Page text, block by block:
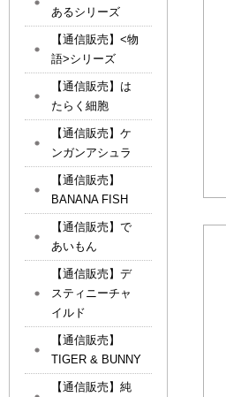
あるシリーズ
【通信販売】<物
語>シリーズ
【通信販売】は
たらく細胞
【通信販売】ケ
ンガンアシュラ
【通信販売】
BANANA FISH
【通信販売】で
あいもん
【通信販売】デ
スティニーチャ
イルド
【通信販売】
TIGER & BUNNY
【通信販売】純